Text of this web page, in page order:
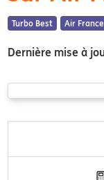
Turbo Best Air
Dernière mise à